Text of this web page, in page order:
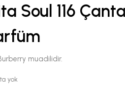
Soul 116
muadilidir.
yok